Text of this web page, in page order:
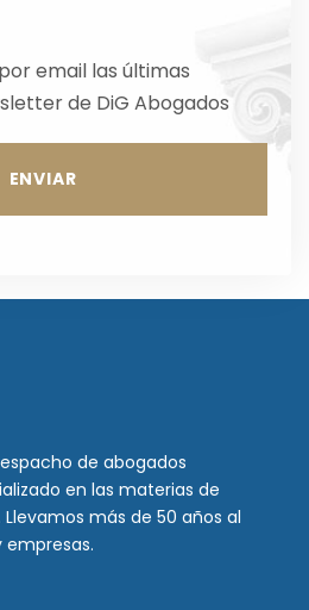
email las últimas
de DiG Abogados
de abogados
en las materias de
más de 50 años al
empresas.